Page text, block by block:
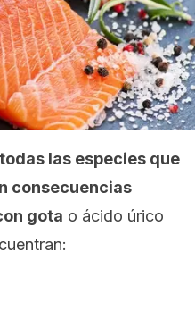
todas las especies que
consecuencias
gota o ácido úrico